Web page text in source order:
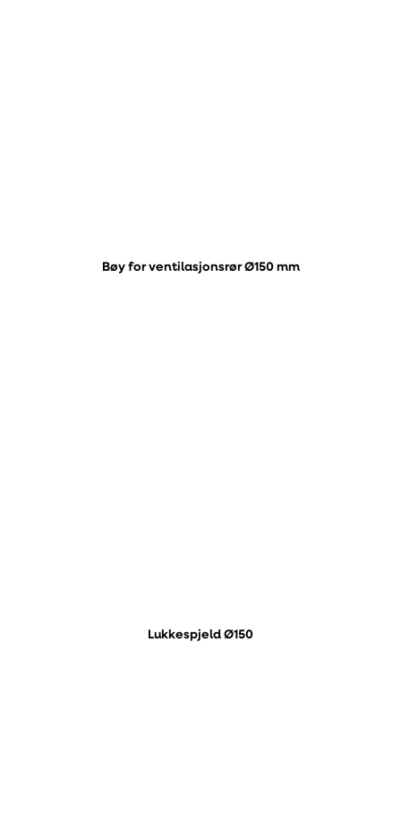
Bøy for ventilasjonsrør Ø150 mm
Lukkespjeld Ø150